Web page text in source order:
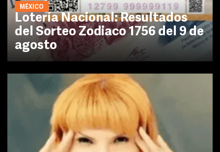
MÉXICO
Lotería Nacional: Resultados
del Sorteo Zodiaco 1756 del 9 de
agosto